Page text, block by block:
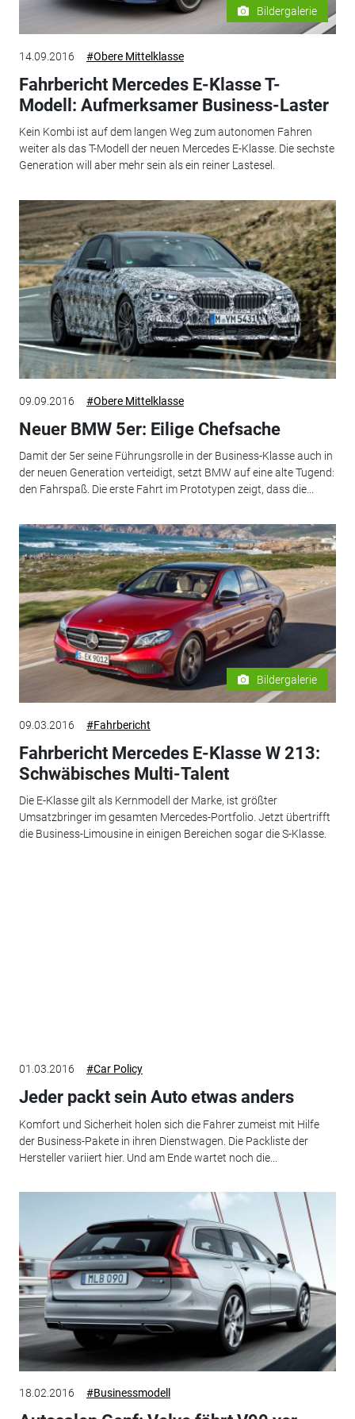
Bildergalerie
14.09.2016 #Obere Mittelklasse
Fahrbericht Mercedes E-Klasse T-
Modell: Aufmerksamer Business-Laster
Kein Kombi ist auf dem langen Weg zum autonomen Fahren
weiter als das T-Modell der neuen Mercedes E-Klasse. Die sechste
Generation will aber mehr sein als ein reiner Lastesel.
09.09.2016 #Obere Mittelklasse
Neuer BMW 5er: Eilige Chefsache
Damit der 5er seine Führungsrolle in der Business-Klasse auch in
der neuen Generation verteidigt, setzt BMW auf eine alte Tugend:
den Fahrspaß. Die erste Fahrt im Prototypen zeigt, dass die...
Bildergalerie
09.03.2016 #Fahrbericht
Fahrbericht Mercedes E-Klasse W 213:
Schwäbisches Multi-Talent
Die E-Klasse gilt als Kernmodell der Marke, ist größter
Umsatzbringer im gesamten Mercedes-Portfolio. Jetzt übertrifft
die Business-Limousine in einigen Bereichen sogar die S-Klasse.
01.03.2016 #Car Policy
Jeder packt sein Auto etwas anders
Komfort und Sicherheit holen sich die Fahrer zumeist mit Hilfe
der Business-Pakete in ihren Dienstwagen. Die Packliste der
Hersteller variiert hier. Und am Ende wartet noch die...
18.02.2016 #Businessmodell